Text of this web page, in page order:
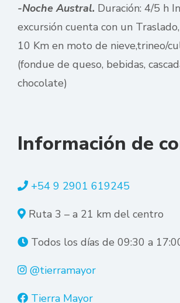
-Noche Austral. Duración: 4/5 h
excursión cuenta con un
10 Km en moto de nieve,trineo/
(fondue de queso, bebidas,
chocolate)
Información de
+54 9 2901 619245
Ruta 3 – a 21 km del centro
Todos los días de 09:30 a
@tierramayor
Tierra Mayor